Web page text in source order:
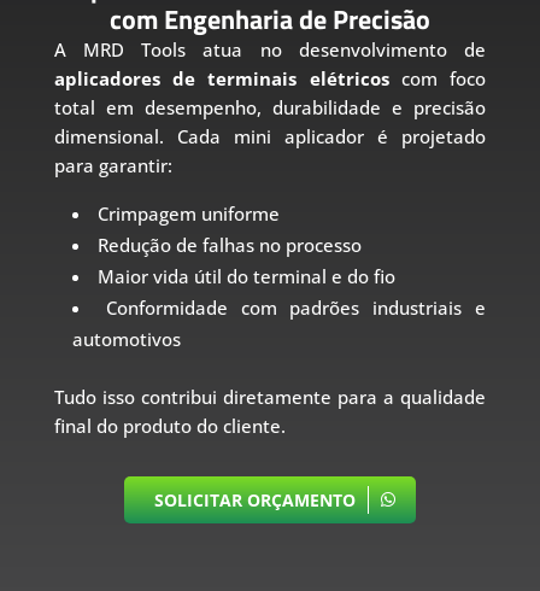
com Engenharia de Precisão
A MRD Tools atua no desenvolvimento de
aplicadores de terminais elétricoscom foco
total em desempenho, durabilidade e precisão
dimensional. Cada mini aplicador é projetado
para garantir:
Crimpagem uniforme
Redução de falhas no processo
Maior vida útil do terminal e do fio
Conformidade com padrões industriais e
automotivos
Tudo isso contribui diretamente para a qualidade
final do produto do cliente.
SOLICITAR ORÇAMENTO